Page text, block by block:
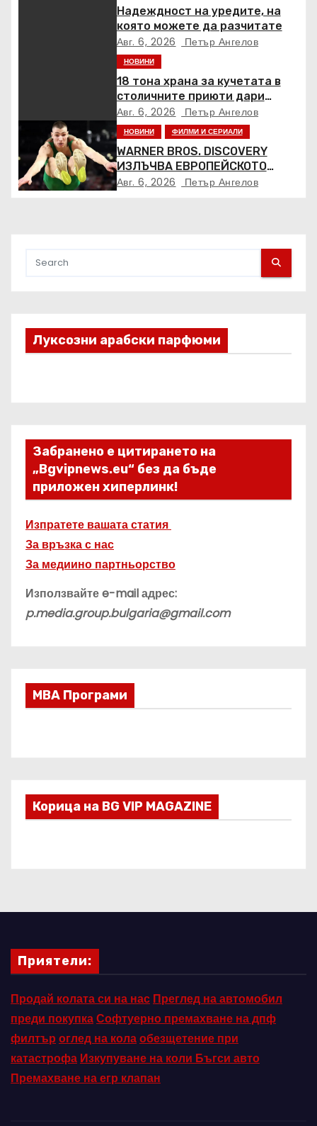
Надеждност на уредите, на
която можете да разчитате
Авг. 6, 2026 Петър Ангелов
НОВИНИ
18 тона храна за кучетата в
столичните приюти дари
Kaufland за година и половина
Авг. 6, 2026 Петър Ангелов
НОВИНИ ФИЛМИ И СЕРИАЛИ
WARNER BROS. DISCOVERY
ИЗЛЪЧВА ЕВРОПЕЙСКОТО
ПЪРВЕНСТВО ПО ЛЕКА
Авг. 6, 2026 Петър Ангелов
Луксозни арабски парфюми
Забранено е цитирането на
„Bgvipnews.eu“ без да бъде
приложен хиперлинк!
Изпратете вашата статия
За връзка с нас
За медиино партньорство
Използвайте e-mail адрес:
p.media.group.bulgaria@gmail.com
МВА Програми
Корица на BG VIP MAGAZINE
Приятели:
Продай колата си на нас Преглед на автомобил
преди покупкаСофтуерно премахване на дпф
филтър оглед на колаобезщетение при
катастрофа Изкупуване на коли Бъгси авто
Премахване на егр клапан